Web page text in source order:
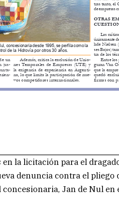
en la licitación para el
denuncia contra el pliego
Jan de Nul en